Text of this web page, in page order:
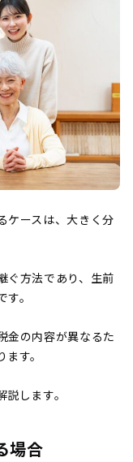
ケースは、大きく分
ぐ方法であり、生前
。
金の内容が異なるた
す。
します。
場合